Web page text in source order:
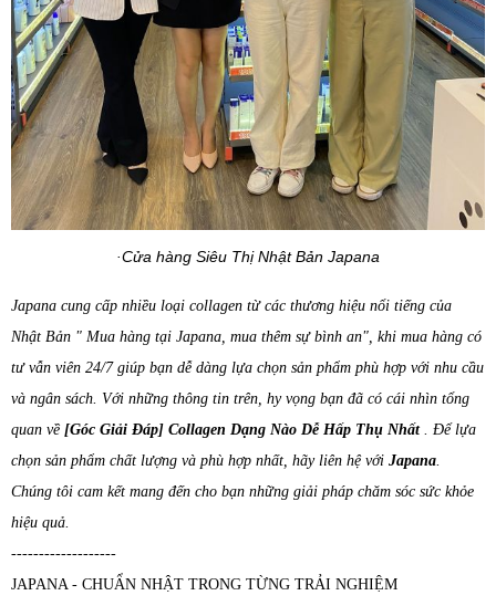
·​Cửa hàng Siêu Thị Nhật Bản Japana
Japana cung cấp nhiều loại collagen từ các thương hiệu nổi tiếng của
Nhật Bản " Mua hàng tại Japana, mua thêm sự bình an", khi mua hàng có
tư vẫn viên 24/7 giúp bạn dễ dàng lựa chọn sản phẩm phù hợp với nhu cầu
và ngân sách. Với những thông tin trên, hy vọng bạn đã có cái nhìn tổng
quan về [Góc Giải Đáp] Collagen Dạng Nào Dễ Hấp Thụ Nhất . Để lựa
chọn sản phẩm chất lượng và phù hợp nhất, hãy liên hệ với Japana.
Chúng tôi cam kết mang đến cho bạn những giải pháp chăm sóc sức khỏe
hiệu quả.
-------------------
JAPANA - CHUẨN NHẬT TRONG TỪNG TRẢI NGHIỆM